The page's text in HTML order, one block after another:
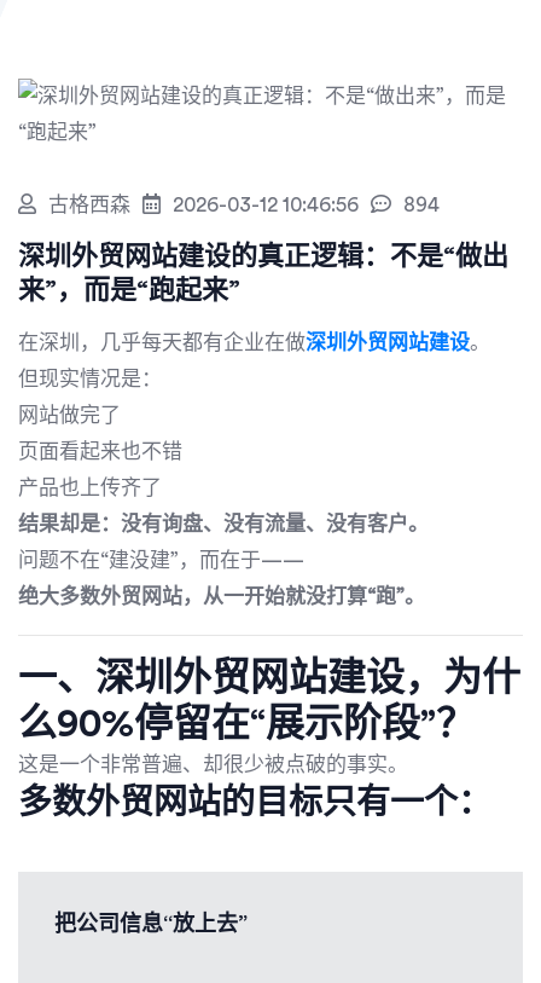
古格西森 2026-03-12 10:46:56 894
深圳外贸网站建设的真正逻辑：不是“做出
来”，而是“跑起来”
在深圳，几乎每天都有企业在做深圳外贸网站建设。
但现实情况是：
网站做完了
页面看起来也不错
产品也上传齐了
结果却是：没有询盘、没有流量、没有客户。
问题不在“建没建”，而在于——
绝大多数外贸网站，从一开始就没打算“跑”。
一、深圳外贸网站建设，为什
么90%停留在“展示阶段”？
这是一个非常普遍、却很少被点破的事实。
多数外贸网站的目标只有一个：
把公司信息“放上去”